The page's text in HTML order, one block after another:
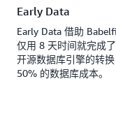
Early Data
Early Data 借助
仅用 8 天时间就完成
开源数据库引擎的转
50% 的数据库成本。